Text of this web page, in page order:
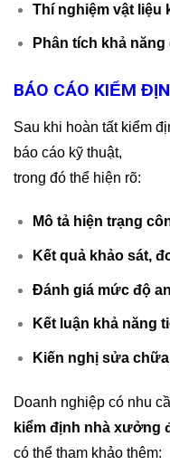
Thí nghiệm vật liệu
Phân tích khả
BÁO CÁO KIỂM
Sau khi hoàn tất kiểm
báo cáo kỹ thuật,
trong đó thể hiện rõ:
Mô tả hiện trạng
Kết quả khảo sát,
Đánh giá mức độ
Kết luận khả năng
Kiến nghị sửa
Doanh nghiệp có nhu
kiểm định nhà xưởng
có thể tham khảo thêm: